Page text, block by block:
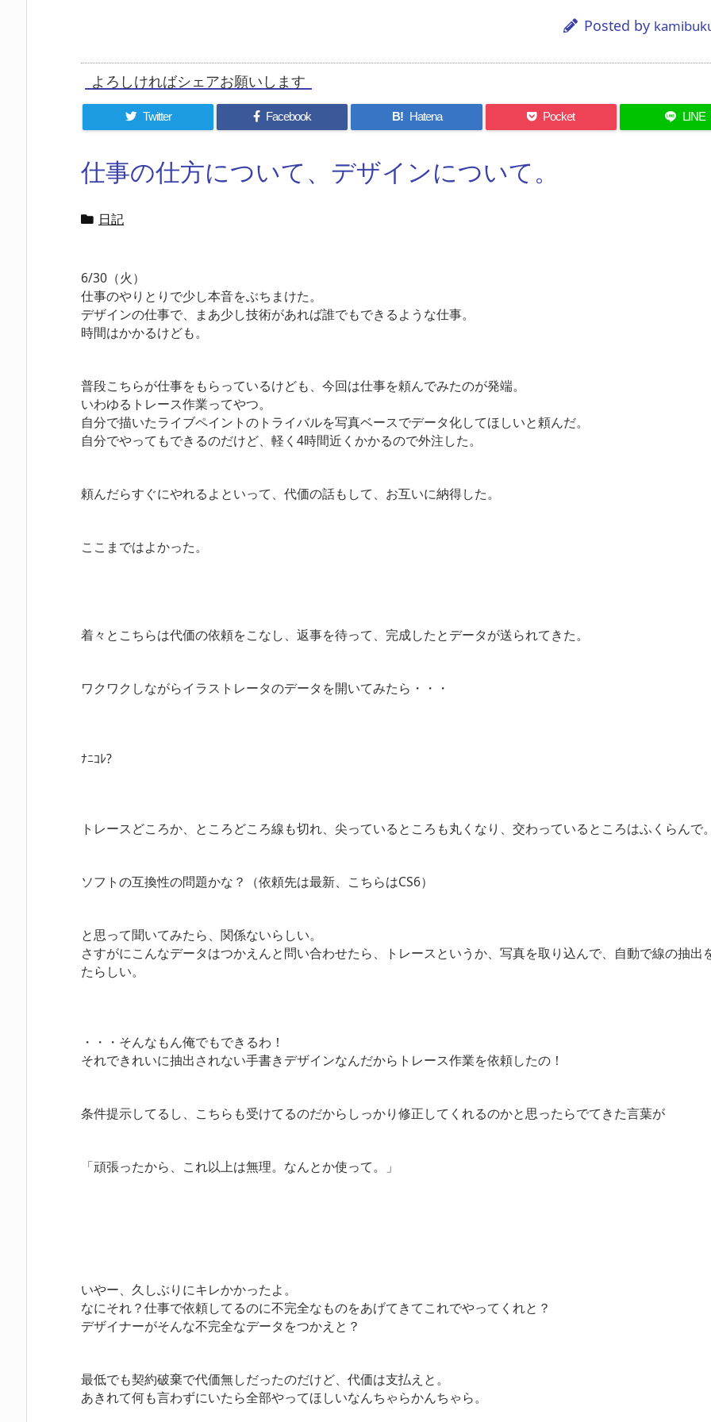
Posted by
よろしければシェアお願いします
Twitter Facebook B! Hatena Pocket LINE
仕事の仕方について、デザインについて。
日記
6/30（火）
仕事のやりとりで少し本音をぶちまけた。
デザインの仕事で、まあ少し技術があれば誰でもできるような仕事。
時間はかかるけども。
普段こちらが仕事をもらっているけども、今回は仕事を頼んでみたのが発端。
いわゆるトレース作業ってやつ。
自分で描いたライブペイントのトライバルを写真ベースでデータ化してほしいと頼んだ。
自分でやってもできるのだけど、軽く4時間近くかかるので外注した。
頼んだらすぐにやれるよといって、代価の話もして、お互いに納得した。
ここまではよかった。
着々とこちらは代価の依頼をこなし、返事を待って、完成したとデータが送られてきた。
ワクワクしながらイラストレータのデータを開いてみたら・・・
ﾅﾆｺﾚ?
トレースどころか、ところどころ線も切れ、尖っているところも丸くなり、交わっているところはふくらんで。
ソフトの互換性の問題かな？（依頼先は最新、こちらはCS6）
と思って聞いてみたら、関係ないらしい。
さすがにこんなデータはつかえんと問い合わせたら、トレースというか、写真を取り込んで、自動で線の抽出
たらしい。
・・・そんなもん俺でもできるわ！
それできれいに抽出されない手書きデザインなんだからトレース作業を依頼したの！
条件提示してるし、こちらも受けてるのだからしっかり修正してくれるのかと思ったらでてきた言葉が
「頑張ったから、これ以上は無理。なんとか使って。」
いやー、久しぶりにキレかかったよ。
なにそれ？仕事で依頼してるのに不完全なものをあげてきてこれでやってくれと？
デザイナーがそんな不完全なデータをつかえと？
最低でも契約破棄で代価無しだったのだけど、代価は支払えと。
あきれて何も言わずにいたら全部やってほしいなんちゃらかんちゃら。